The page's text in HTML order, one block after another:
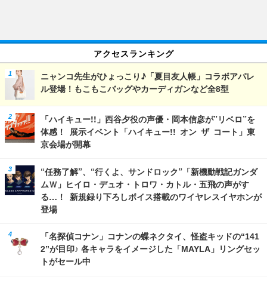
アクセスランキング
ニャンコ先生がひょっこり♪「夏目友人帳」コラボアパレ
ル登場！もこもこバッグやカーディガンなど全8型
「ハイキュー!!」西谷夕役の声優・岡本信彦が”リベロ”を
体感！ 展示イベント「ハイキュー!! オン ザ コート」東
京会場が開幕
“任務了解”、“行くよ、サンドロック”「新機動戦記ガンダ
ムＷ」ヒイロ・デュオ・トロワ・カトル・五飛の声がす
る…！ 新規録り下ろしボイス搭載のワイヤレスイヤホンが
登場
「名探偵コナン」コナンの蝶ネクタイ、怪盗キッドの“141
2”が目印♪ 各キャラをイメージした「MAYLA」リングセッ
トがセール中